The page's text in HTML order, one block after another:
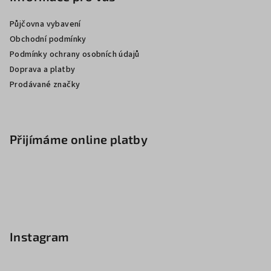
Půjčovna vybavení
Obchodní podmínky
Podmínky ochrany osobních údajů
Doprava a platby
Prodávané značky
Přijímáme online platby
Instagram